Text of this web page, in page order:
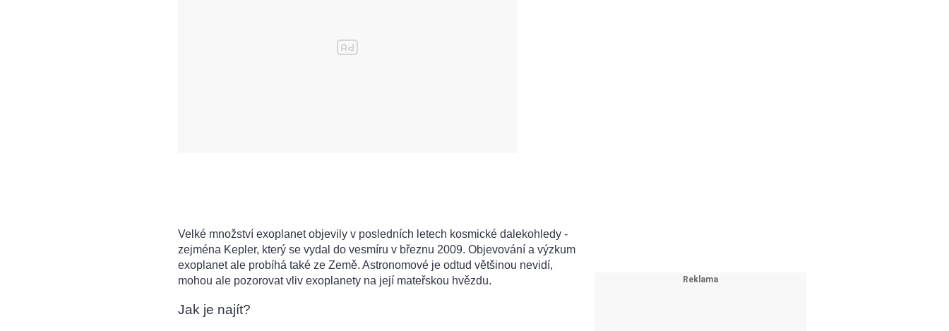
Velké množství exoplanet objevily v posledních letech kosmické dalekohledy -
zejména Kepler, který se vydal do vesmíru v březnu 2009. Objevování a výzkum
exoplanet ale probíhá také ze Země. Astronomové je odtud většinou nevidí,
mohou ale pozorovat vliv exoplanety na její mateřskou hvězdu.
Jak je najít?